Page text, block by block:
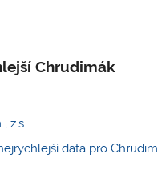
Chrudimák
z.s.
data pro Chrudim